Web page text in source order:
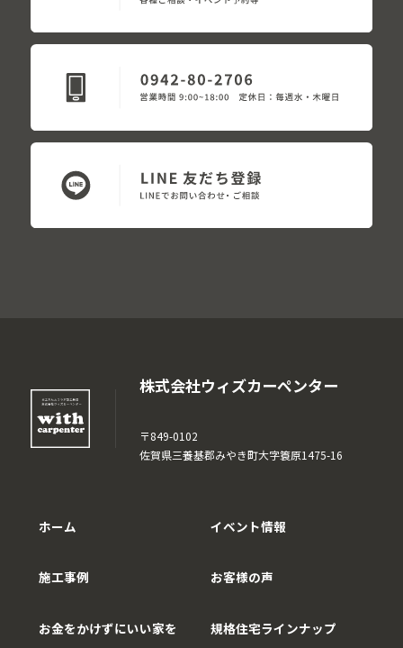
株式会社ウィズカーペンター
〒849-0102
佐賀県三養基郡みやき町大字簑原1475-16
ホーム
施工事例
お金をかけずにいい家を
イベント情報
お客様の声
規格住宅ラインナップ